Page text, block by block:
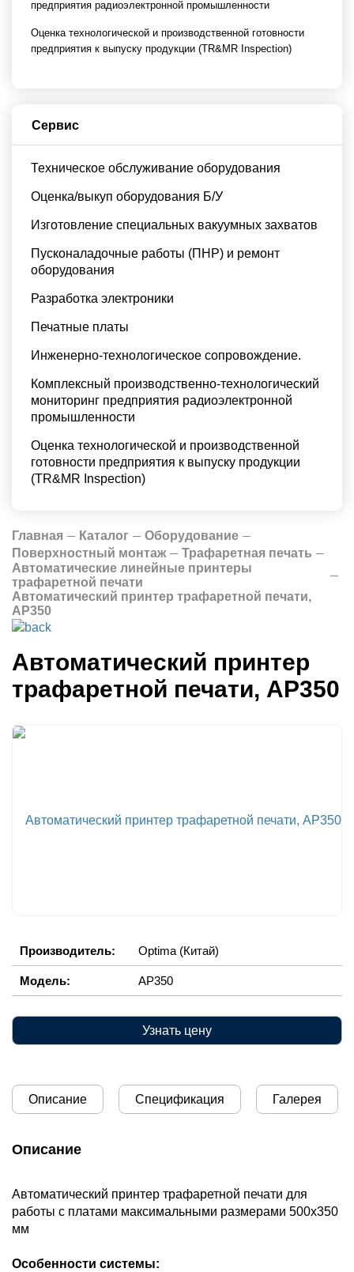
предприятия радиоэлектронной промышленности
Оценка технологической и производственной готовности
предприятия к выпуску продукции (TR&MR Inspection)
Сервис
Техническое обслуживание оборудования
Оценка/выкуп оборудования Б/У
Изготовление специальных вакуумных захватов
Пусконаладочные работы (ПНР) и ремонт
оборудования
Разработка электроники
Печатные платы
Инженерно-технологическое сопровождение.
Комплексный производственно-технологический
мониторинг предприятия радиоэлектронной
промышленности
Оценка технологической и производственной
готовности предприятия к выпуску продукции
(TR&MR Inspection)
Главная Каталог
Оборудование
Поверхностный монтаж
Трафаретная печать
Автоматические линейные принтеры
трафаретной печати
Автоматический принтер трафаретной печати,
AP350
Автоматический принтер
трафаретной печати, AP350
Производитель: Optima (Китай)
Модель: AP350
Узнать цену
Описание Спецификация Галерея
Описание
Автоматический принтер трафаретной печати для
работы с платами максимальными размерами 500х350
мм
Особенности системы: